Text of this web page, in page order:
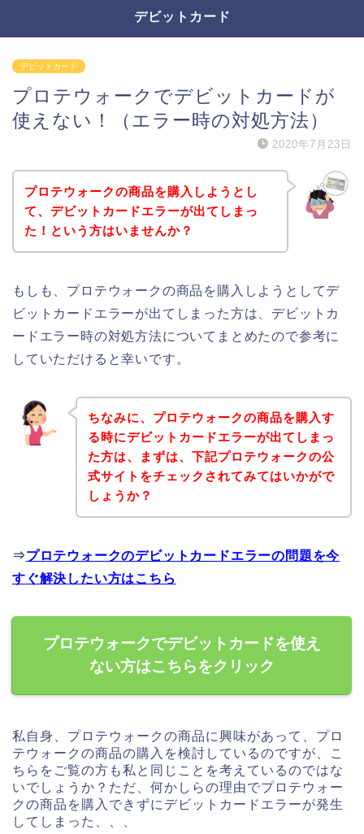
デビットカード
デビットカード
プロテウォークでデビットカードが
使えない！（エラー時の対処方法）
2020年7月23日
プロテウォークの商品を購入しようとし
て、デビットカードエラーが出てしまっ
た！という方はいませんか？
もしも、プロテウォークの商品を購入しようとしてデ
ビットカードエラーが出てしまった方は、デビットカ
ードエラー時の対処方法についてまとめたので参考に
していただけると幸いです。
ちなみに、プロテウォークの商品を購入す
る時にデビットカードエラーが出てしまっ
た方は、まずは、下記プロテウォークの公
式サイトをチェックされてみてはいかがで
しょうか？
⇒プロテウォークのデビットカードエラーの問題を今
すぐ解決したい方はこちら
プロテウォークでデビットカードを使え
ない方はこちらをクリック
私自身、プロテウォークの商品に興味があって、プロ
テウォークの商品の購入を検討しているのですが、こ
ちらをご覧の方も私と同じことを考えているのではな
いでしょうか？ただ、何かしらの理由でプロテウォー
クの商品を購入できずにデビットカードエラーが発生
してしまった、、、